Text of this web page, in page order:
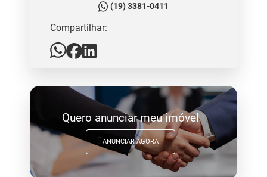
(19) 3381-0411
Compartilhar:
Quero anunciar meu imóvel
ANUNCIAR AGORA